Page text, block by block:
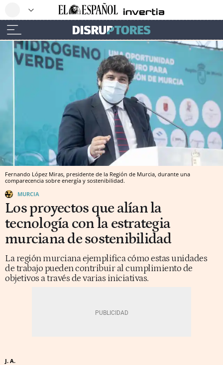
Fernando López Miras, presidente de la Región de Murcia, durante una
comparecencia sobre energía y sostenibilidad.
MURCIA
Los proyectos que alían la
tecnología con la estrategia
murciana de sostenibilidad
La región murciana ejemplifica cómo estas unidades
de trabajo pueden contribuir al cumplimiento de
objetivos a través de varias iniciativas.
J. A.